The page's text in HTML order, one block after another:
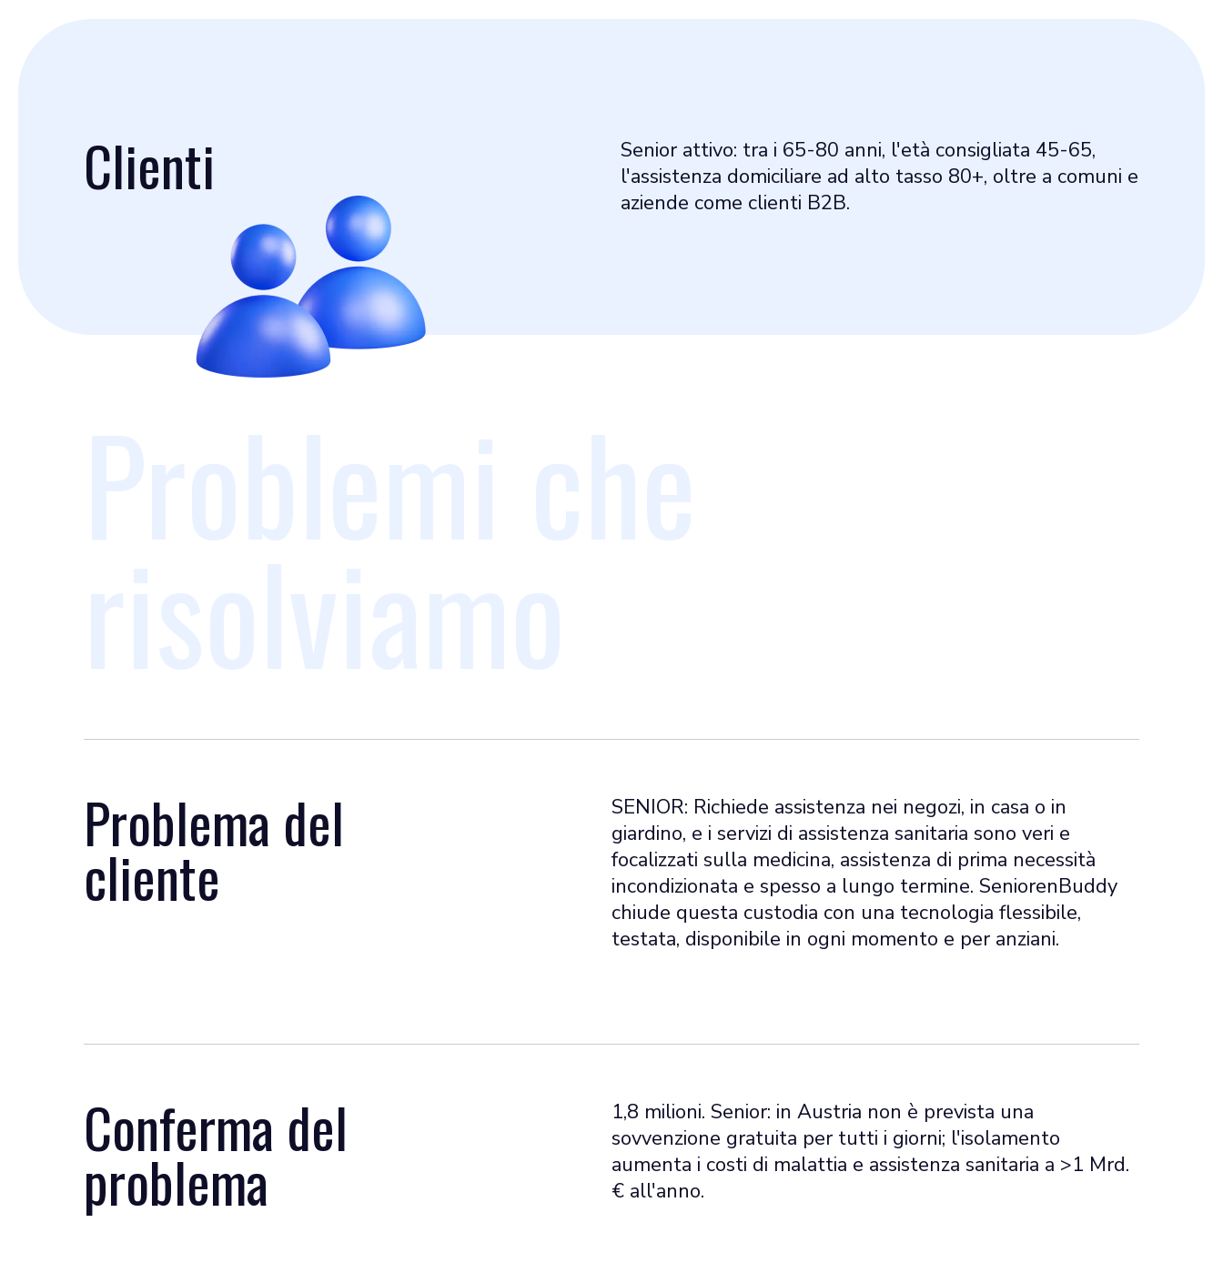
Clienti
Senior attivo: tra i 65-80 anni, l'età consigliata 45-65,
l'assistenza domiciliare ad alto tasso 80+, oltre a comuni e
aziende come clienti B2B.
Problema del
cliente
SENIOR: Richiede assistenza nei negozi, in casa o in
giardino, e i servizi di assistenza sanitaria sono veri e
focalizzati sulla medicina, assistenza di prima necessità
incondizionata e spesso a lungo termine. SeniorenBuddy
chiude questa custodia con una tecnologia flessibile,
testata, disponibile in ogni momento e per anziani.
Conferma del
problema
1,8 milioni. Senior: in Austria non è prevista una
sovvenzione gratuita per tutti i giorni; l'isolamento
aumenta i costi di malattia e assistenza sanitaria a >1 Mrd.
€ all'anno.